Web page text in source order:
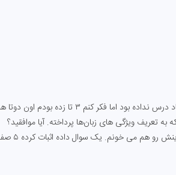
من سال قبل کنکوری نظریه رو خوندم حتی اتوماتا
تعریف ویژگی های زبان‌ها پرداخته. آیا موافقید؟
سوال داده اثبات کرده ۵ صفحه. نمی دونم چطوری باید بخونم